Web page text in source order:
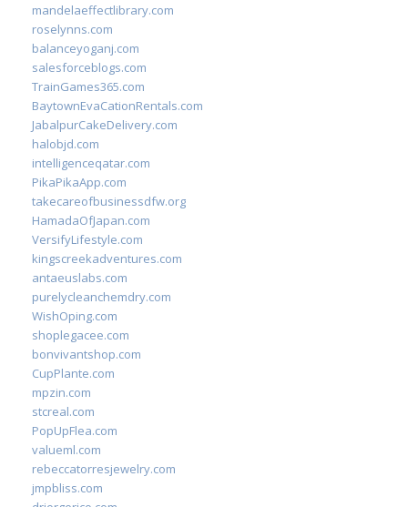
mandelaeffectlibrary.com
roselynns.com
balanceyoganj.com
salesforceblogs.com
TrainGames365.com
BaytownEvaCationRentals.com
JabalpurCakeDelivery.com
halobjd.com
intelligenceqatar.com
PikaPikaApp.com
takecareofbusinessdfw.org
HamadaOfJapan.com
VersifyLifestyle.com
kingscreekadventures.com
antaeuslabs.com
purelycleanchemdry.com
WishOping.com
shoplegacee.com
bonvivantshop.com
CupPlante.com
mpzin.com
stcreal.com
PopUpFlea.com
valueml.com
rebeccatorresjewelry.com
jmpbliss.com